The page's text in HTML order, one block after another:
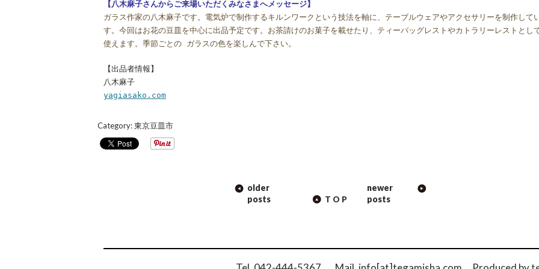
【八木麻子さんからご来場いただくみなさまへメッセージ】
ガラス作家の八木麻子です。電気炉で制作するキルンワークという技法を軸に、テーブルウェアやアクセサリーを制作して
す。今回はお花の豆皿を中心に出品予定です。お茶請けのお菓子を載せたり、ティーバッグレストやカトラリーレストとし
使えます。季節ごとの ガラスの色を楽しんで下さい。
【出品者情報】
八木麻子
yagiasako.com
Category:東京豆皿市
older
posts
TOP
newer
posts